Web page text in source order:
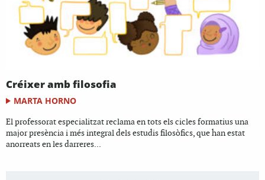
Créixer amb filosofia
MARTA HORNO
El professorat especialitzat reclama en tots els cicles formatius una
major presència i més integral dels estudis filosòfics, que han estat
anorreats en les darreres...